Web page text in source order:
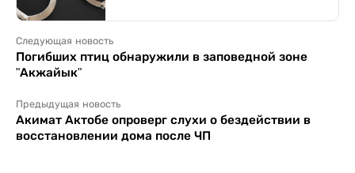
Следующая новость
Погибших птиц обнаружили в заповедной зоне
"Акжайык"
Предыдущая новость
Акимат Актобе опроверг слухи о бездействии в
восстановлении дома после ЧП